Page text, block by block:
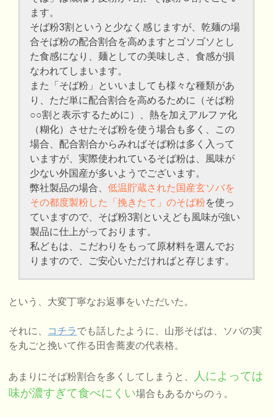
ます。
そば粉3割というと少なく感じますが、乾麺の場
合そば粉の配合割合を高めますとゴソゴソとし
た食感になり、麺としての美味しさ、食感が損
なわれてしまいます。
また「そば粉」といいましても様々な種類があ
り、ただ単に配合割合を高めるために（そば粉
○○割と表示するために）、熱を加えアルファ化
（糊化）させたそば粉を使う場合も多く、この
場合、配合割合からみればそば粉は多く入って
いますが、実際使われているそば粉は、風味が
少ない外国産が多いようでございます。
弊社製品の場合、低温貯蔵された国産玄ソバを
その都度製粉した「挽きたて」のそば粉を使っ
ていますので、そば粉3割といえども風味が強い
製品に仕上がっております。
私どもは、こだわりをもって原材料を選んでお
りますので、ご安心いただければと存じます。
という、大変丁寧なお返事をいただいた。
それに、 コチラでも話したように、山形そばは、ソバの実
を丸ごと挽いて作る田舎蕎麦の代表格。
あまりにそば粉割合を多くしてしまうと、
人によっては
味が濃すぎて食べにくい場合もあるからのぅ。